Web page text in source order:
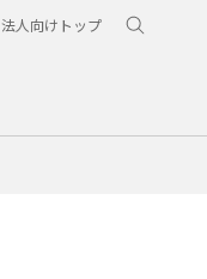
法人向けトップ